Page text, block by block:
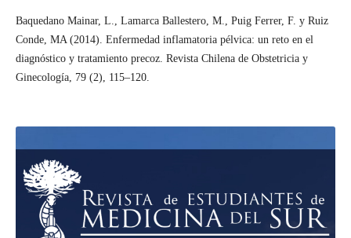
Baquedano Mainar, L., Lamarca Ballestero, M., Puig Ferrer, F. y Ruiz
Conde, MA (2014). Enfermedad inflamatoria pélvica: un reto en el
diagnóstico y tratamiento precoz. Revista Chilena de Obstetricia y
Ginecología, 79 (2), 115–120.